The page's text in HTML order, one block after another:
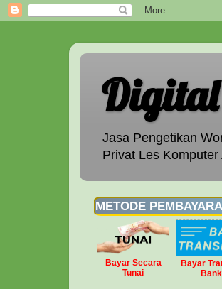
Digital
Jasa Pengetikan
Privat Les Komputer
METODE
Bayar Secara
Tunai
Bayar
Bank